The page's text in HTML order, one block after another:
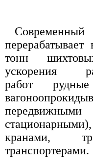
тонн
ускорения
работ
кранами,
транспортерами.